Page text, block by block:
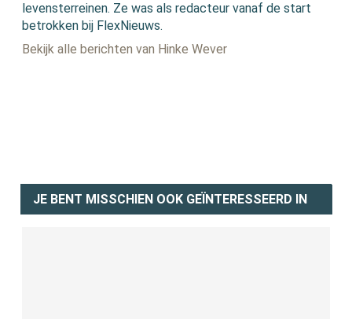
levensterreinen. Ze was als redacteur vanaf de start
betrokken bij FlexNieuws.
Bekijk alle berichten van Hinke Wever
JE BENT MISSCHIEN OOK GEÏNTERESSEERD IN